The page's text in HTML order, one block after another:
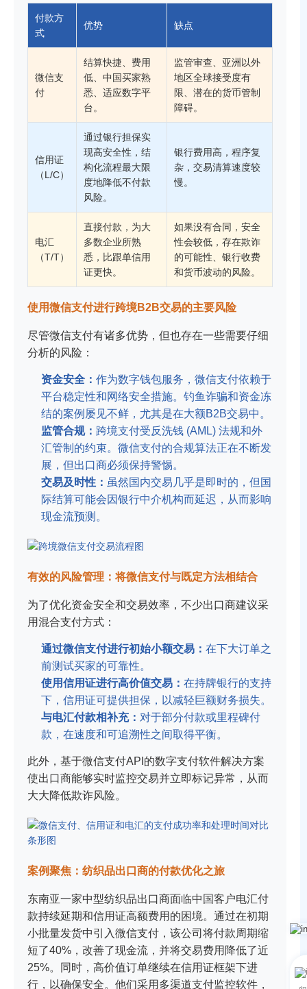
付款方
式
优势 缺点
微信支
付
结算快捷、费用
低、中国买家熟
悉、适应数字平
台。
监管审查、亚洲以外
地区全球接受度有
限、潜在的货币管制
障碍。
信用证
（L/C）
通过银行担保实
现高安全性，结
构化流程最大限
度地降低不付款
风险。
银行费用高，程序复
杂，交易清算速度较
慢。
电汇
（T/T）
直接付款，为大
多数企业所熟
悉，比跟单信用
证更快。
如果没有合同，安全
性会较低，存在欺诈
的可能性、银行收费
和货币波动的风险。
使用微信支付进行跨境B2B交易的主要风险
尽管微信支付有诸多优势，但也存在一些需要仔细
分析的风险：
资金安全： 作为数字钱包服务，微信支付依赖于
平台稳定性和网络安全措施。钓鱼诈骗和资金冻
结的案例屡见不鲜，尤其是在大额B2B交易中。
监管合规： 跨境支付受反洗钱 (AML) 法规和外
汇管制的约束。微信支付的合规算法正在不断发
展，但出口商必须保持警惕。
交易及时性： 虽然国内交易几乎是即时的，但国
际结算可能会因银行中介机构而延迟，从而影响
现金流预测。
有效的风险管理：将微信支付与既定方法相结合
为了优化资金安全和交易效率，不少出口商建议采
用混合支付方式：
通过微信支付进行初始小额交易： 在下大订单之
前测试买家的可靠性。
使用信用证进行高价值交易： 在持牌银行的支持
下，信用证可提供担保，以减轻巨额财务损失。
与电汇付款相补充： 对于部分付款或里程碑付
款，在速度和可追溯性之间取得平衡。
此外，基于微信支付API的数字支付软件解决方案
使出口商能够实时监控交易并立即标记异常，从而
大大降低欺诈风险。
案例聚焦：纺织品出口商的付款优化之旅
东南亚一家中型纺织品出口商面临中国客户电汇付
款持续延期和信用证高额费用的困境。通过在初期
小批量发货中引入微信支付，该公司将付款周期缩
短了40%，改善了现金流，并将交易费用降低了近
25%。同时，高价值订单继续在信用证框架下进
行，以确保安全。他们采用多渠道支付监控软件，